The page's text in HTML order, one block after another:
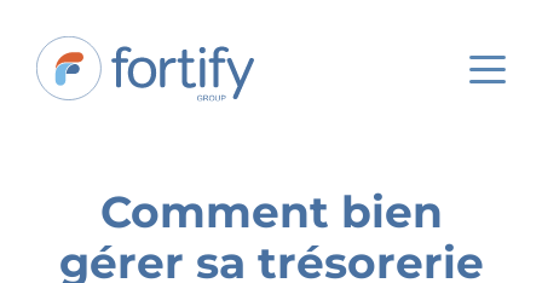
Comment bien
gérer sa trésorerie